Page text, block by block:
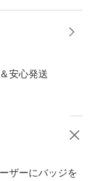
安心発送
ザーにバッジを
への質問